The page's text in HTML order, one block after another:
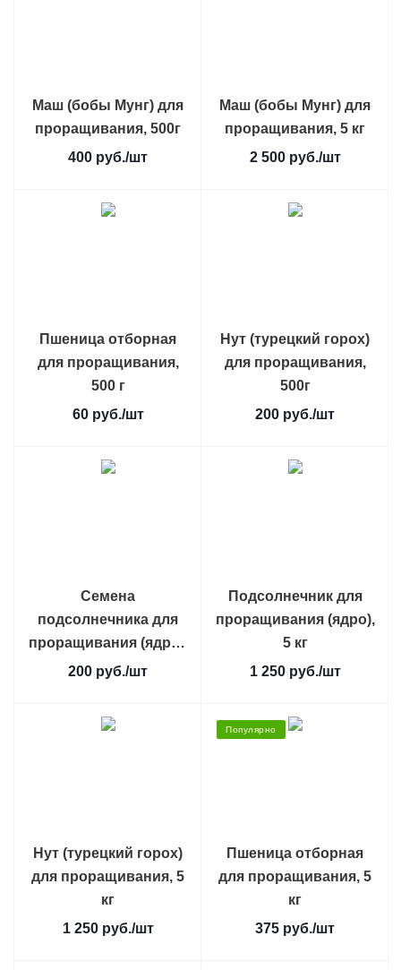
Маш (бобы Мунг) для
проращивания, 500г
400 руб./шт
Маш (бобы Мунг) для
проращивания, 5 кг
2 500руб./шт
Пшеница отборная
для проращивания,
500 г
60руб./шт
Нут (турецкий горох)
для проращивания,
500г
200 руб./шт
Семена
подсолнечника для
проращивания (ядро),
500 г
200 руб./шт
Подсолнечник для
проращивания (ядро),
5 кг
1 250руб./шт
Нут (турецкий горох)
для проращивания, 5
кг
1 250руб./шт
Популярно
Пшеница отборная
для проращивания, 5
кг
375 руб./шт